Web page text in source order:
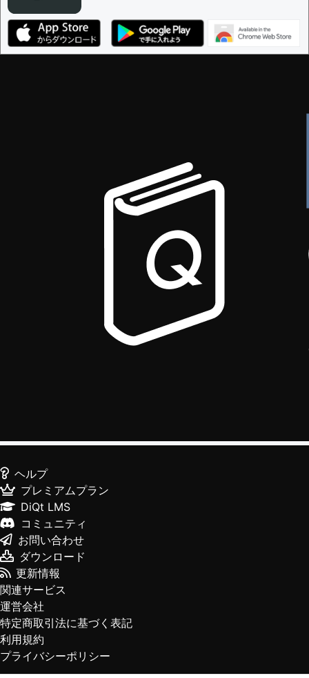
ヘルプ
プレミアムプラン
DiQt LMS
コミュニティ
お問い合わせ
ダウンロード
更新情報
関連サービス
運営会社
特定商取引法に基づく表記
利用規約
プライバシーポリシー